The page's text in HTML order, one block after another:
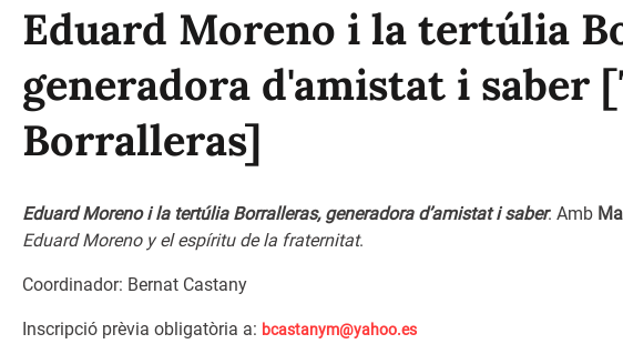
Eduard Moreno i la tertúlia
generadora d'amistat i saber
Borralleras]
Eduard Moreno i la tertúlia Borralleras, generadora d’amistat i saber. Amb
Eduard Moreno y el espíritu de la fraternitat.
Coordinador: Bernat Castany
Inscripció prèvia obligatòria a: bcastanym@yahoo.es